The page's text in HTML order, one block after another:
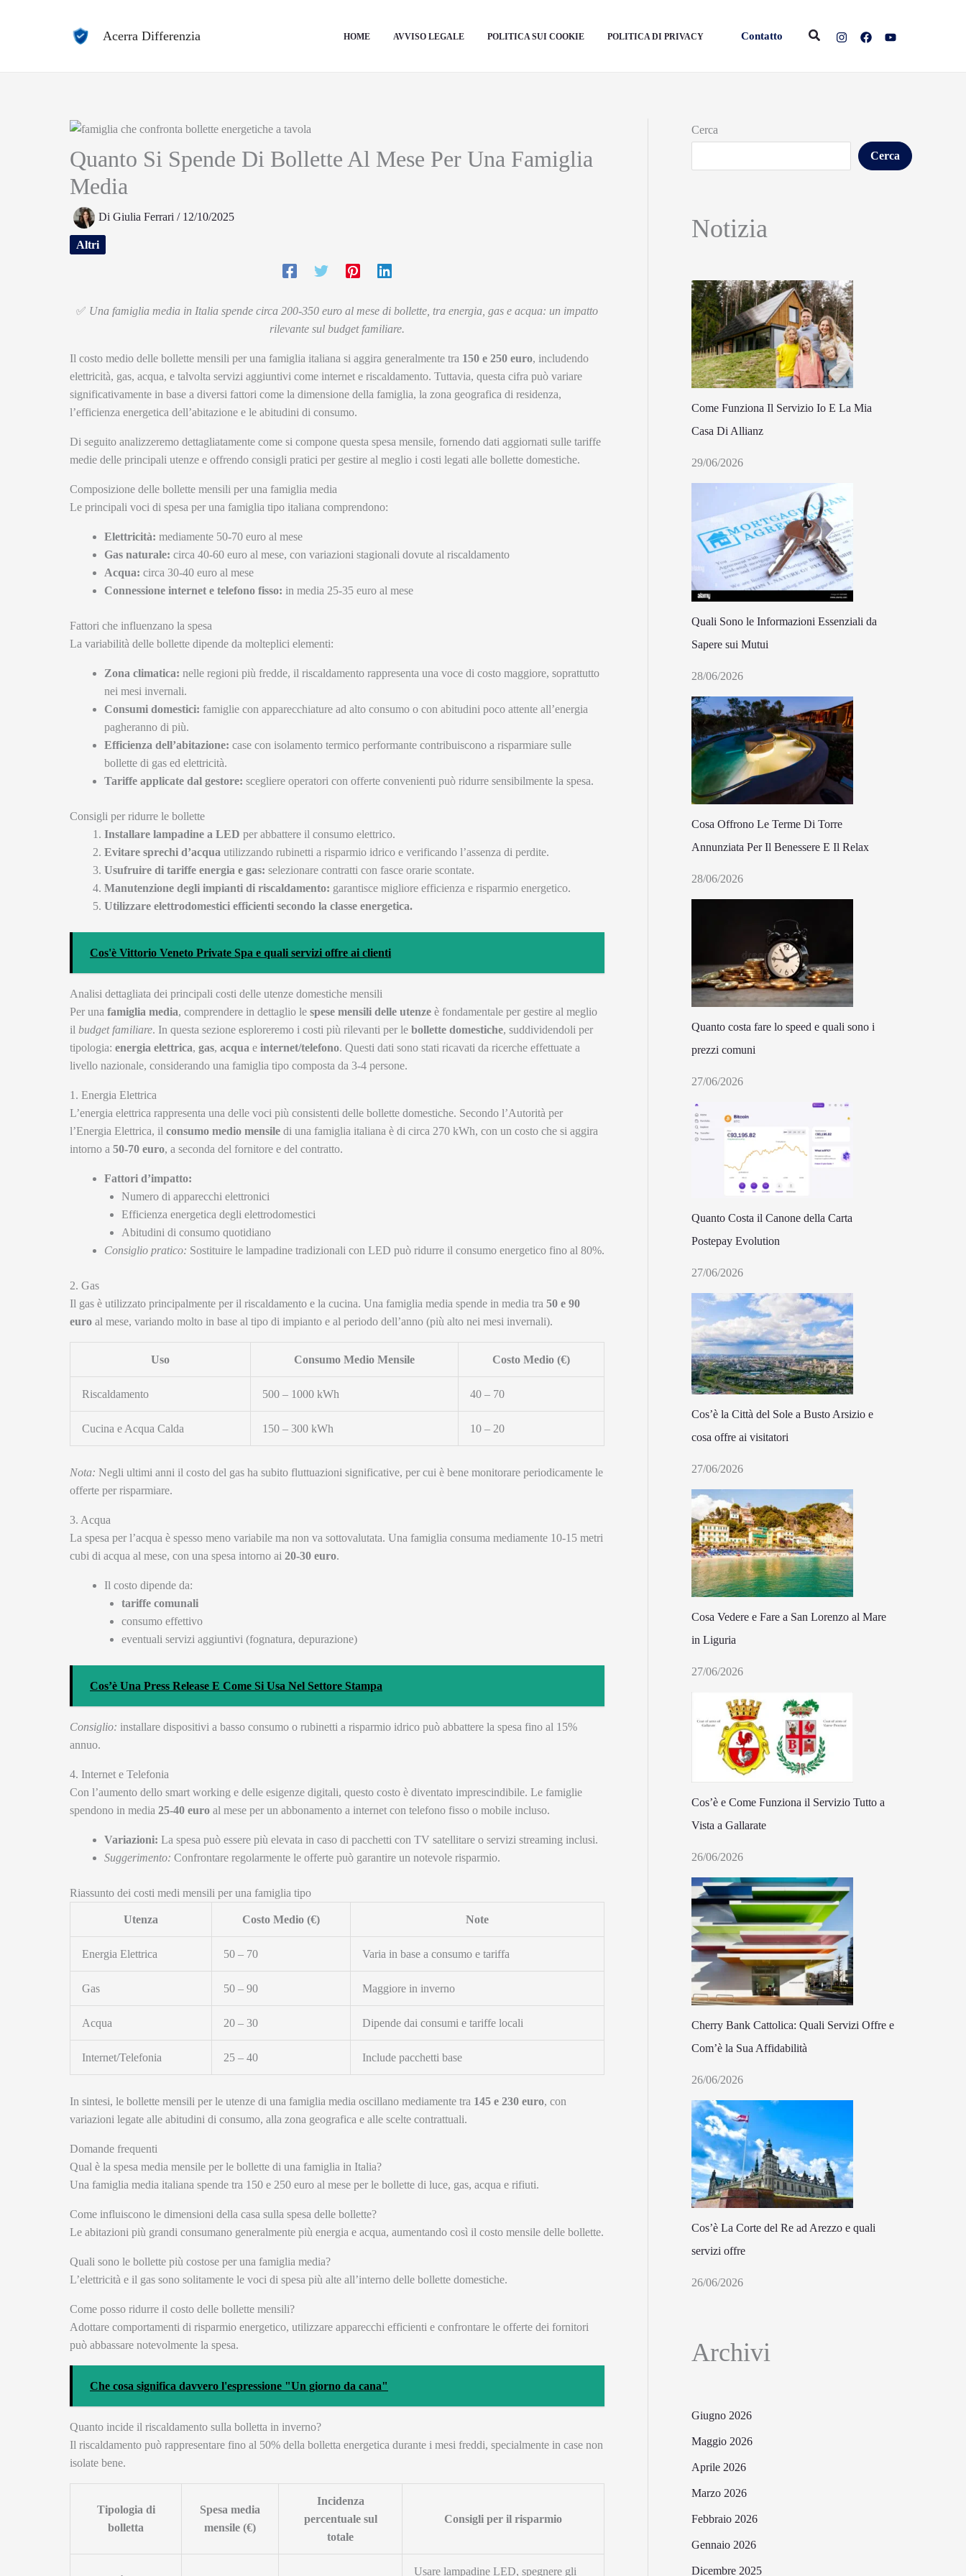
Acerra Differenzia HOME AVVISO LEGALE POLITICA SUI COOKIE POLITICA DI PRIVACY Contatto Cerca
Quanto Si Spende Di Bollette Al Mese Per Una Famiglia
Media
Di Giulia Ferrari / 12/10/2025
Altri
✅ Una famiglia media in Italia spende circa 200-350 euro al mese di bollette, tra energia, gas e acqua: un impatto
rilevante sul budget familiare.
Il costo medio delle bollette mensili per una famiglia italiana si aggira generalmente tra 150 e 250 euro, includendo
elettricità, gas, acqua, e talvolta servizi aggiuntivi come internet e riscaldamento. Tuttavia, questa cifra può variare
significativamente in base a diversi fattori come la dimensione della famiglia, la zona geografica di residenza,
l’efficienza energetica dell’abitazione e le abitudini di consumo.
Di seguito analizzeremo dettagliatamente come si compone questa spesa mensile, fornendo dati aggiornati sulle tariffe
medie delle principali utenze e offrendo consigli pratici per gestire al meglio i costi legati alle bollette domestiche.
Composizione delle bollette mensili per una famiglia media
Le principali voci di spesa per una famiglia tipo italiana comprendono:
Elettricità: mediamente 50-70 euro al mese
Gas naturale: circa 40-60 euro al mese, con variazioni stagionali dovute al riscaldamento
Acqua: circa 30-40 euro al mese
Connessione internet e telefono fisso: in media 25-35 euro al mese
Fattori che influenzano la spesa
La variabilità delle bollette dipende da molteplici elementi:
Zona climatica: nelle regioni più fredde, il riscaldamento rappresenta una voce di costo maggiore, soprattutto
nei mesi invernali.
Consumi domestici: famiglie con apparecchiature ad alto consumo o con abitudini poco attente all’energia
pagheranno di più.
Efficienza dell’abitazione: case con isolamento termico performante contribuiscono a risparmiare sulle
bollette di gas ed elettricità.
Tariffe applicate dal gestore: scegliere operatori con offerte convenienti può ridurre sensibilmente la spesa.
Consigli per ridurre le bollette
Installare lampadine a LED per abbattere il consumo elettrico.
Evitare sprechi d’acqua utilizzando rubinetti a risparmio idrico e verificando l’assenza di perdite.
Usufruire di tariffe energia e gas: selezionare contratti con fasce orarie scontate.
Manutenzione degli impianti di riscaldamento: garantisce migliore efficienza e risparmio energetico.
Utilizzare elettrodomestici efficienti secondo la classe energetica.
Cos'è Vittorio Veneto Private Spa e quali servizi offre ai clienti
Analisi dettagliata dei principali costi delle utenze domestiche mensili
Per una famiglia media, comprendere in dettaglio le spese mensili delle utenze è fondamentale per gestire al meglio
il budget familiare. In questa sezione esploreremo i costi più rilevanti per le bollette domestiche, suddividendoli per
tipologia: energia elettrica, gas, acqua e internet/telefono. Questi dati sono stati ricavati da ricerche effettuate a
livello nazionale, considerando una famiglia tipo composta da 3-4 persone.
1. Energia Elettrica
L’energia elettrica rappresenta una delle voci più consistenti delle bollette domestiche. Secondo l’Autorità per
l’Energia Elettrica, il consumo medio mensile di una famiglia italiana è di circa 270 kWh, con un costo che si aggira
intorno a 50-70 euro, a seconda del fornitore e del contratto.
Fattori d’impatto:
Numero di apparecchi elettronici
Efficienza energetica degli elettrodomestici
Abitudini di consumo quotidiano
Consiglio pratico: Sostituire le lampadine tradizionali con LED può ridurre il consumo energetico fino al 80%.
2. Gas
Il gas è utilizzato principalmente per il riscaldamento e la cucina. Una famiglia media spende in media tra 50 e 90
euro al mese, variando molto in base al tipo di impianto e al periodo dell’anno (più alto nei mesi invernali).
Uso Consumo Medio Mensile Costo Medio (€)
Riscaldamento 500 – 1000 kWh 40 – 70
Cucina e Acqua Calda 150 – 300 kWh 10 – 20
Nota: Negli ultimi anni il costo del gas ha subito fluttuazioni significative, per cui è bene monitorare periodicamente le
offerte per risparmiare.
3. Acqua
La spesa per l’acqua è spesso meno variabile ma non va sottovalutata. Una famiglia consuma mediamente 10-15 metri
cubi di acqua al mese, con una spesa intorno ai 20-30 euro.
Il costo dipende da:
tariffe comunali
consumo effettivo
eventuali servizi aggiuntivi (fognatura, depurazione)
Cos’è Una Press Release E Come Si Usa Nel Settore Stampa
Consiglio: installare dispositivi a basso consumo o rubinetti a risparmio idrico può abbattere la spesa fino al 15%
annuo.
4. Internet e Telefonia
Con l’aumento dello smart working e delle esigenze digitali, questo costo è diventato imprescindibile. Le famiglie
spendono in media 25-40 euro al mese per un abbonamento a internet con telefono fisso o mobile incluso.
Variazioni: La spesa può essere più elevata in caso di pacchetti con TV satellitare o servizi streaming inclusi.
Suggerimento: Confrontare regolarmente le offerte può garantire un notevole risparmio.
Riassunto dei costi medi mensili per una famiglia tipo
Utenza Costo Medio (€) Note
Energia Elettrica 50 – 70 Varia in base a consumo e tariffa
Gas 50 – 90 Maggiore in inverno
Acqua 20 – 30 Dipende dai consumi e tariffe locali
Internet/Telefonia 25 – 40 Include pacchetti base
In sintesi, le bollette mensili per le utenze di una famiglia media oscillano mediamente tra 145 e 230 euro, con
variazioni legate alle abitudini di consumo, alla zona geografica e alle scelte contrattuali.
Domande frequenti
Qual è la spesa media mensile per le bollette di una famiglia in Italia?
Una famiglia media italiana spende tra 150 e 250 euro al mese per le bollette di luce, gas, acqua e rifiuti.
Come influiscono le dimensioni della casa sulla spesa delle bollette?
Le abitazioni più grandi consumano generalmente più energia e acqua, aumentando così il costo mensile delle bollette.
Quali sono le bollette più costose per una famiglia media?
L’elettricità e il gas sono solitamente le voci di spesa più alte all’interno delle bollette domestiche.
Come posso ridurre il costo delle bollette mensili?
Adottare comportamenti di risparmio energetico, utilizzare apparecchi efficienti e confrontare le offerte dei fornitori
può abbassare notevolmente la spesa.
Che cosa significa davvero l'espressione "Un giorno da cana"
Quanto incide il riscaldamento sulla bolletta in inverno?
Il riscaldamento può rappresentare fino al 50% della bolletta energetica durante i mesi freddi, specialmente in case non
isolate bene.
Tipologia di
bolletta
Spesa media
mensile (€)
Incidenza
percentuale sul
totale
Consigli per il risparmio
Usare lampadine LED, spegnere gli
Cerca
Cerca
Notizia
Come Funziona Il Servizio Io E La Mia
Casa Di Allianz
29/06/2026
Quali Sono le Informazioni Essenziali da
Sapere sui Mutui
28/06/2026
Cosa Offrono Le Terme Di Torre
Annunziata Per Il Benessere E Il Relax
28/06/2026
Quanto costa fare lo speed e quali sono i
prezzi comuni
27/06/2026
Quanto Costa il Canone della Carta
Postepay Evolution
27/06/2026
Cos’è la Città del Sole a Busto Arsizio e
cosa offre ai visitatori
27/06/2026
Cosa Vedere e Fare a San Lorenzo al Mare
in Liguria
27/06/2026
Cos’è e Come Funziona il Servizio Tutto a
Vista a Gallarate
26/06/2026
Cherry Bank Cattolica: Quali Servizi Offre e
Com’è la Sua Affidabilità
26/06/2026
Cos’è La Corte del Re ad Arezzo e quali
servizi offre
26/06/2026
Archivi
Giugno 2026
Maggio 2026
Aprile 2026
Marzo 2026
Febbraio 2026
Gennaio 2026
Dicembre 2025